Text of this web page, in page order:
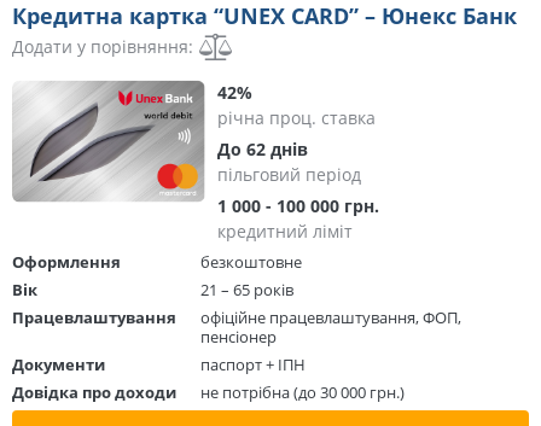
Кредитна картка “UNEX CARD” – Юнекс Банк
Додати у порівняння:
42%
річна проц. ставка
До 62 днів
пільговий період
1 000 - 100 000 грн.
кредитний ліміт
Оформлення
безкоштовне
Вік
21 – 65 років
Працевлаштування
офіційне працевлаштування, ФОП,
пенсіонер
Документи
паспорт + ІПН
Довідка про доходи
не потрібна (до 30 000 грн.)